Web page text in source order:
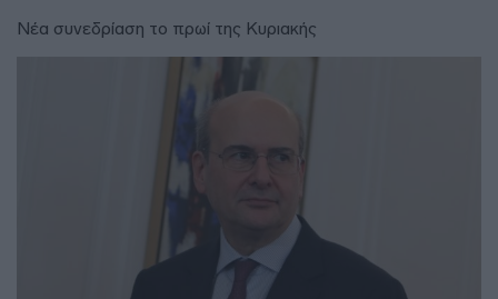
Νέα συνεδρίαση το πρωί της Κυριακής